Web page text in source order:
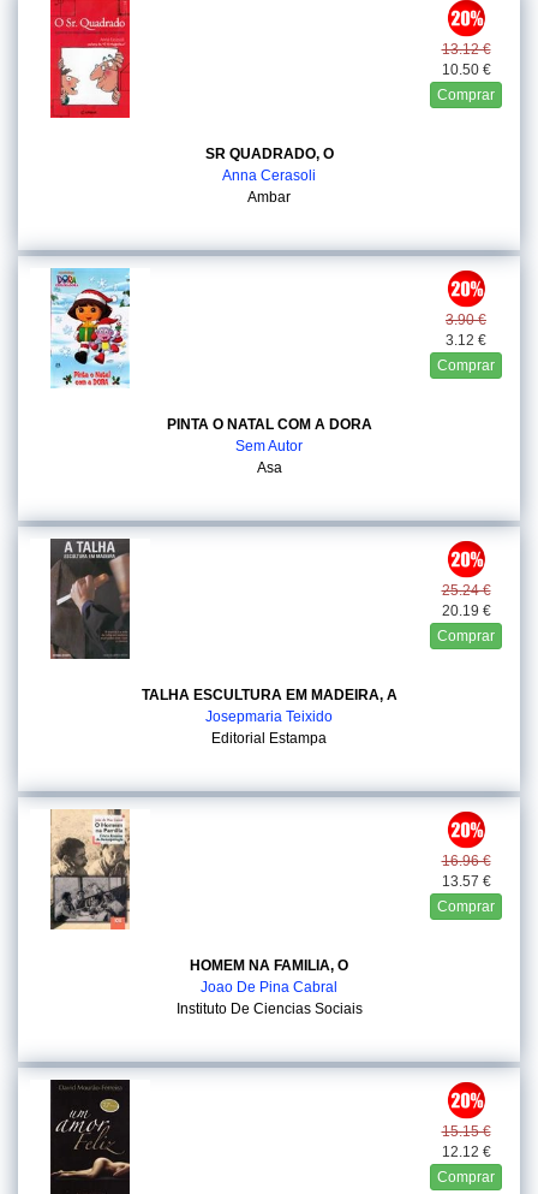
13.12 €
10.50 €
Comprar
SR QUADRADO, O
Anna Cerasoli
Ambar
3.90 €
3.12 €
Comprar
PINTA O NATAL COM A DORA
Sem Autor
Asa
25.24 €
20.19 €
Comprar
TALHA ESCULTURA EM MADEIRA, A
Josepmaria Teixido
Editorial Estampa
16.96 €
13.57 €
Comprar
HOMEM NA FAMILIA, O
Joao De Pina Cabral
Instituto De Ciencias Sociais
15.15 €
12.12 €
Comprar